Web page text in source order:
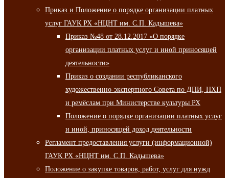
Приказ и Положение о порядке организации платных
услуг ГАУК РХ «НЦНТ им. С.П. Кадышева»
Приказ №48 от 28.12.2017 «О порядке
организации платных услуг и иной приносящей
деятельности»
Приказ о создании республиканского
художественно-экспертного Совета по ДПИ, НХП
и ремёслам при Министерстве культуры РХ
Положение о порядке организации платных услуг
и иной, приносящей доход деятельности
Регламент предоставления услуги (информационной)
ГАУК РХ «НЦНТ им. С.П. Кадышева»
Положение о закупке товаров, работ, услуг для нужд